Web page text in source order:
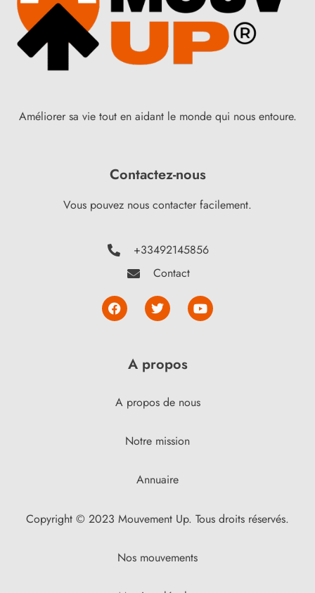
Améliorer sa vie tout en aidant le monde qui nous entoure.
Contactez-nous
Vous pouvez nous contacter facilement.
+33492145856
Contact
A propos
A propos de nous
Notre mission
Annuaire
Copyright © 2023 Mouvement Up. Tous droits réservés.
Nos mouvements